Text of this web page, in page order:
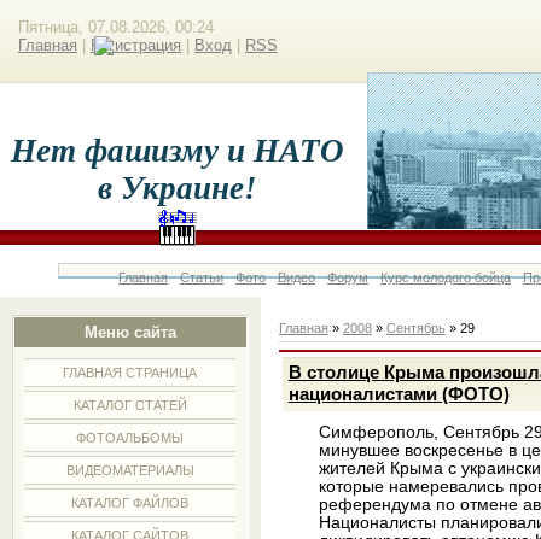
Пятница, 07.08.2026, 00:24
Главная
Регистрация Вход RSS
Нет фашизму и НАТО
в Украине!
Главная Статьи Фото Видео Форум Курс молодого бойца
Меню сайта
ГЛАВНАЯ СТРАНИЦА
КАТАЛОГ СТАТЕЙ
ФОТОАЛЬБОМЫ
ВИДЕОМАТЕРИАЛЫ
КАТАЛОГ ФАЙЛОВ
КАТАЛОГ САЙТОВ
Главная » 2008 » Сентябрь » 29
В столице Крыма
националистами (ФОТО)
Симферополь, Сентябрь
минувшее воскресенье в
жителей Крыма с
которые намеревались
референдума по отмене
Националисты